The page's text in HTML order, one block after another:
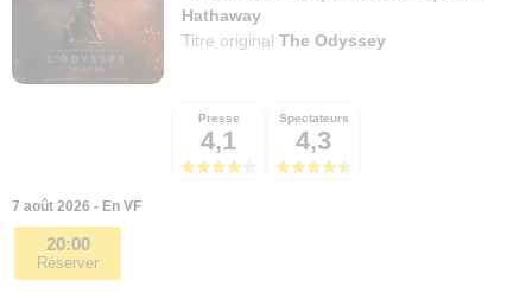
Hathaway
Titre originalThe Odyssey
Presse
4,1
Spectateurs
4,3
7 août 2026 - En VF
20:00
Réserver